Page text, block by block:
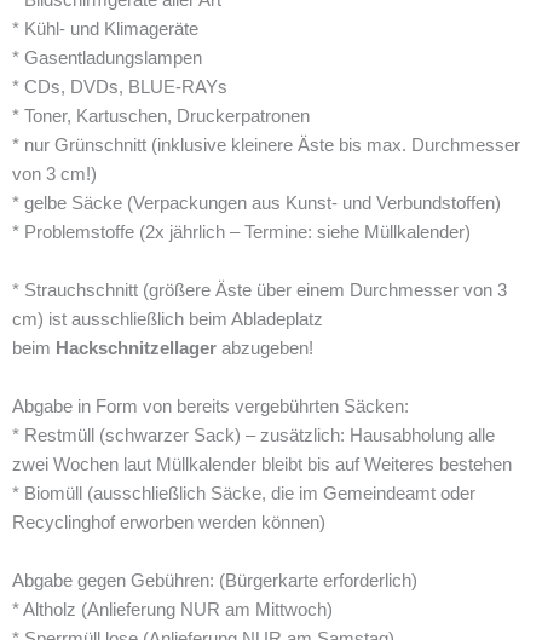
* Kühl- und Klimageräte
* Gasentladungslampen
* CDs, DVDs, BLUE-RAYs
* Toner, Kartuschen, Druckerpatronen
* nur Grünschnitt (inklusive kleinere Äste bis max. Durchmesser
von 3 cm!)
* gelbe Säcke (Verpackungen aus Kunst- und Verbundstoffen)
* Problemstoffe (2x jährlich – Termine: siehe Müllkalender)
* Strauchschnitt (größere Äste über einem Durchmesser von 3
cm) ist ausschließlich beim Abladeplatz
beim Hackschnitzellager abzugeben!
Abgabe in Form von bereits vergebührten Säcken:
* Restmüll (schwarzer Sack) – zusätzlich: Hausabholung alle
zwei Wochen laut Müllkalender bleibt bis auf Weiteres bestehen
* Biomüll (ausschließlich Säcke, die im Gemeindeamt oder
Recyclinghof erworben werden können)
Abgabe gegen Gebühren: (Bürgerkarte erforderlich)
* Altholz (Anlieferung NUR am Mittwoch)